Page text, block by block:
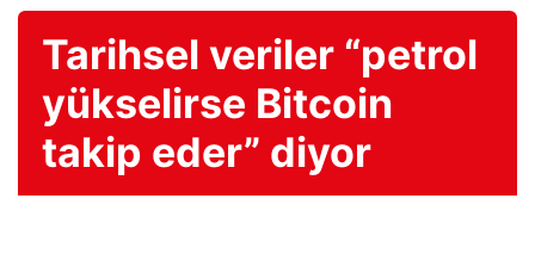
Tarihsel veriler “petrol
yükselirse Bitcoin
takip eder” diyor